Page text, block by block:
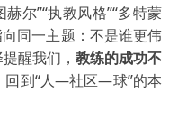
尔”“执教风格”“多特蒙
向同一主题：不是谁更伟
醒我们， 教练的成功不
回到“人—社区—球”的本